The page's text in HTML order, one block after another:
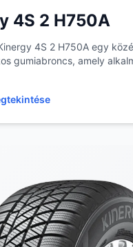
4S 2 H750A
4S 2 H750A egy
gumiabroncs, amely